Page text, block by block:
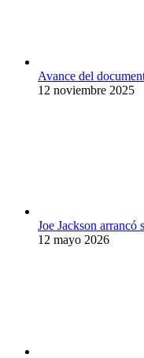
Avance del
12 noviembre 2025
Joe Jackson
12 mayo 2026